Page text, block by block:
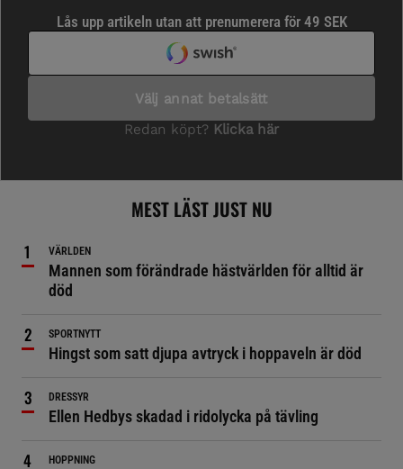
MEST LÄST JUST NU
VÄRLDEN
Mannen som förändrade hästvärlden för alltid är
död
SPORTNYTT
Hingst som satt djupa avtryck i hoppaveln är död
DRESSYR
Ellen Hedbys skadad i ridolycka på tävling
HOPPNING